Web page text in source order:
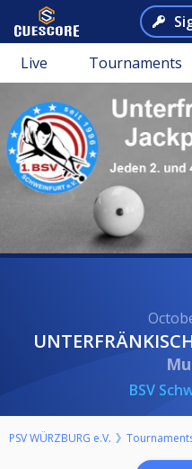
Live Tournaments
BSV
PSV WÜRZBURG e.V.